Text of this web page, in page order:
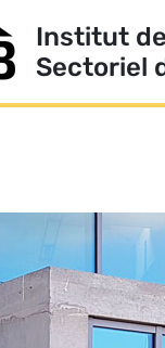
Institut
Sectoriel